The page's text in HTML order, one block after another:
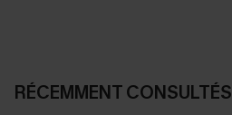
RÉCEMMENT CONSULTÉS